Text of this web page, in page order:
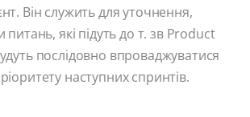
Він служить для уточнення,
питань, які підуть до т. зв Product
послідовно впроваджуватися
наступних спринтів.